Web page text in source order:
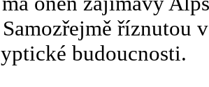
říznutou
budoucnosti.